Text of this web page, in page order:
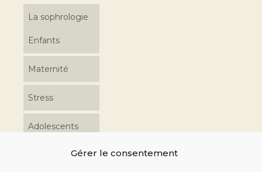
Gérer le consentement
La sophrologie
Enfants
Maternité
Stress
Adolescents